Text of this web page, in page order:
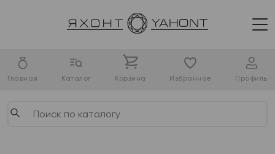
Главная Каталог Корзина Избранное Профиль